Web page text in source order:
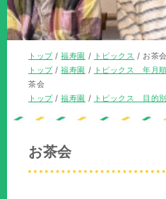
現
在
の
位
トップ/福寿園 / トピックス / お茶会
現
在
の
トップ/福寿園 / トピックス 年月順
茶会
現
置：
トップ/福寿園 / トピックス 目的別
お茶会